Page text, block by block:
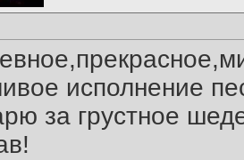
исполнение
за грустное